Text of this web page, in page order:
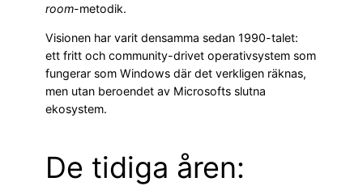
room-metodik.
Visionen har varit densamma sedan 1990-talet:
ett fritt och community-drivet operativsystem som
fungerar som Windows där det verkligen räknas,
men utan beroendet av Microsofts slutna
ekosystem.
De tidiga åren: